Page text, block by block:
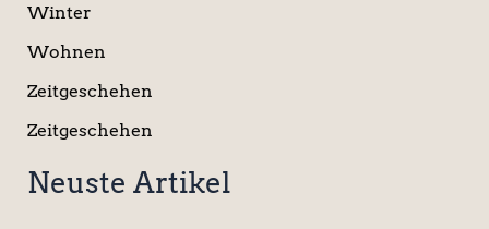
Winter
Wohnen
Zeitgeschehen
Zeitgeschehen
Neuste Artikel